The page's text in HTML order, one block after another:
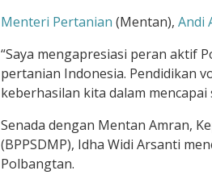
Menteri Pertanian (Mentan), Andi
“Saya mengapresiasi peran aktif
pertanian Indonesia. Pendidikan
keberhasilan kita dalam
Senada dengan Mentan Amran,
(BPPSDMP), Idha Widi Arsanti
Polbangtan.